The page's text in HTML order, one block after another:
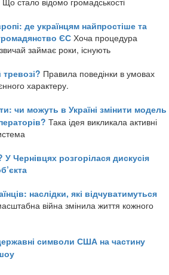
де українцям найпростіше та
ЄС Хоча процедура
займає роки, існують
тревозі? Правила поведінки в умовах
характеру.
чи можуть в Україні змінити модель
Така ідея викликала активні
Чернівцях розгорілася дискусія
наслідки, які відчуватимуться
війна змінила життя кожного
символи США на частину